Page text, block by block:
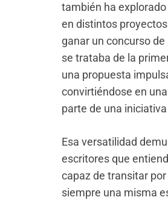
también ha
en distintos
ganar un concurso
se trataba de la
una propuesta
convirtiéndose en
parte de una
Esa versatilidad
escritores que
capaz de transitar
siempre una misma